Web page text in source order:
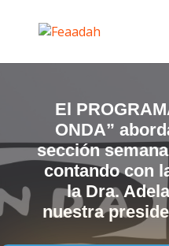
El
ONDA”
sección
contando con
la Dra.
nuestra